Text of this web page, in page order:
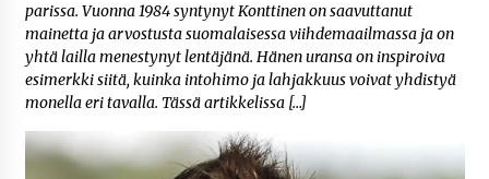
parissa. Vuonna 1984 syntynyt Konttinen on saavuttanut
mainetta ja arvostusta suomalaisessa viihdemaailmassa ja on
yhtä lailla menestynyt lentäjänä. Hänen uransa on inspiroiva
esimerkki siitä, kuinka intohimo ja lahjakkuus voivat yhdistyä
monella eri tavalla. Tässä artikkelissa […]